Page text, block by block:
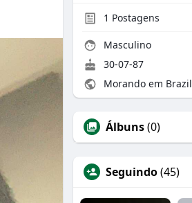
1 Postagens
Masculino
30-07-87
Morando em Brazil
Álbuns(0)
Seguindo(45)